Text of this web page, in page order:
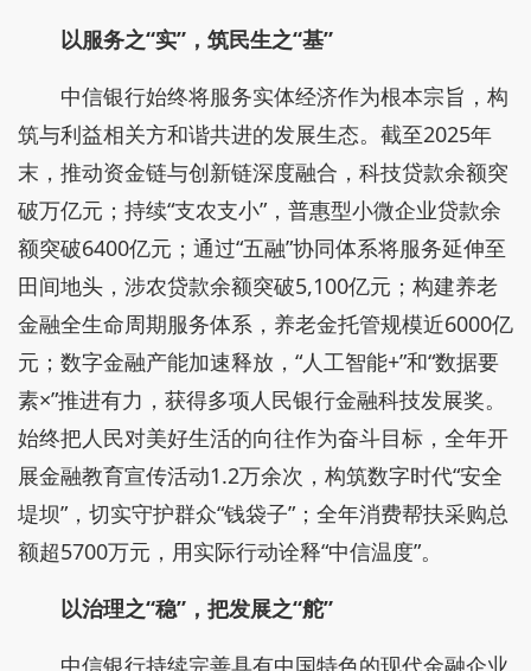
以服务之“实”，筑民生之“基”
中信银行始终将服务实体经济作为根本宗旨，构
筑与利益相关方和谐共进的发展生态。截至2025年
末，推动资金链与创新链深度融合，科技贷款余额突
破万亿元；持续“支农支小”，普惠型小微企业贷款余
额突破6400亿元；通过“五融”协同体系将服务延伸至
田间地头，涉农贷款余额突破5,100亿元；构建养老
金融全生命周期服务体系，养老金托管规模近6000亿
元；数字金融产能加速释放，“人工智能+”和“数据要
素×”推进有力，获得多项人民银行金融科技发展奖。
始终把人民对美好生活的向往作为奋斗目标，全年开
展金融教育宣传活动1.2万余次，构筑数字时代“安全
堤坝”，切实守护群众“钱袋子”；全年消费帮扶采购总
额超5700万元，用实际行动诠释“中信温度”。
以治理之“稳”，把发展之“舵”
中信银行持续完善具有中国特色的现代金融企业